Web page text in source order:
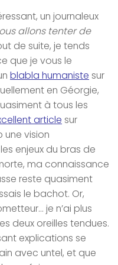
un journaleux
allons tenter de
de suite, je tends
que je vous le
blabla humaniste sur
en Géorgie,
à tous les
article sur
une vision
enjeux du bras de
ma connaissance
reste quasiment
le bachot. Or,
je n’ai plus
deux oreilles tendues.
explications se
avec untel, et que